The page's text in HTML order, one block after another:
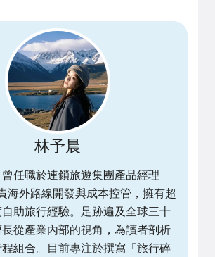
林予晨
任職於連鎖旅遊集團產品經理
海外路線開發與成本控管，擁有超
助旅行經驗。足跡遍及全球三十
從產業內部的視角，為讀者剖析
組合。目前專注於撰寫「旅行碎